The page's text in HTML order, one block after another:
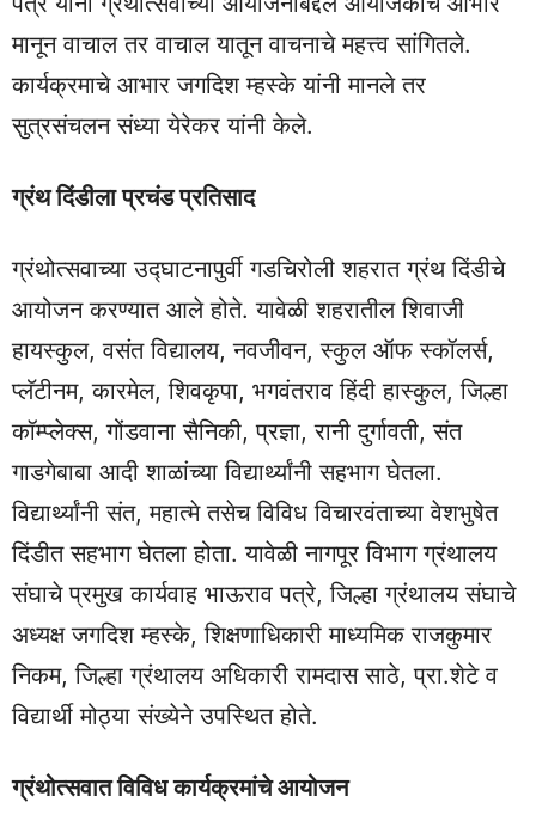
मानून वाचाल तर वाचाल यातून वाचनाचे महत्त्व सांगितले.
कार्यक्रमाचे आभार जगदिश म्हस्के यांनी मानले तर
सुत्रसंचलन संध्या येरेकर यांनी केले.
ग्रंथ दिंडीला प्रचंड प्रतिसाद
ग्रंथोत्सवाच्या उद्घाटनापुर्वी गडचिरोली शहरात ग्रंथ दिंडीचे
आयोजन करण्यात आले होते. यावेळी शहरातील शिवाजी
हायस्कुल, वसंत विद्यालय, नवजीवन, स्कुल ऑफ स्कॉलर्स,
प्लॅटीनम, कारमेल, शिवकृपा, भगवंतराव हिंदी हास्कुल, जिल्हा
कॉम्प्लेक्स, गोंडवाना सैनिकी, प्रज्ञा, रानी दुर्गावती, संत
गाडगेबाबा आदी शाळांच्या विद्यार्थ्यांनी सहभाग घेतला.
विद्यार्थ्यांनी संत, महात्मे तसेच विविध विचारवंताच्या वेशभुषेत
दिंडीत सहभाग घेतला होता. यावेळी नागपूर विभाग ग्रंथालय
संघाचे प्रमुख कार्यवाह भाऊराव पत्रे, जिल्हा ग्रंथालय संघाचे
अध्यक्ष जगदिश म्हस्के, शिक्षणाधिकारी माध्यमिक राजकुमार
निकम, जिल्हा ग्रंथालय अधिकारी रामदास साठे, प्रा.शेटे व
विद्यार्थी मोठ्या संख्येने उपस्थित होते.
ग्रंथोत्सवात विविध कार्यक्रमांचे आयोजन